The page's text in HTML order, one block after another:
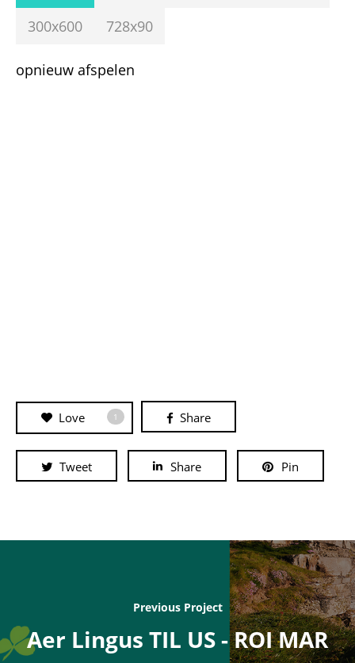
300x600
728x90
opnieuw afspelen
Love 1 Share
Tweet Share Pin
Previous Project
Aer Lingus TIL US - ROI MAR